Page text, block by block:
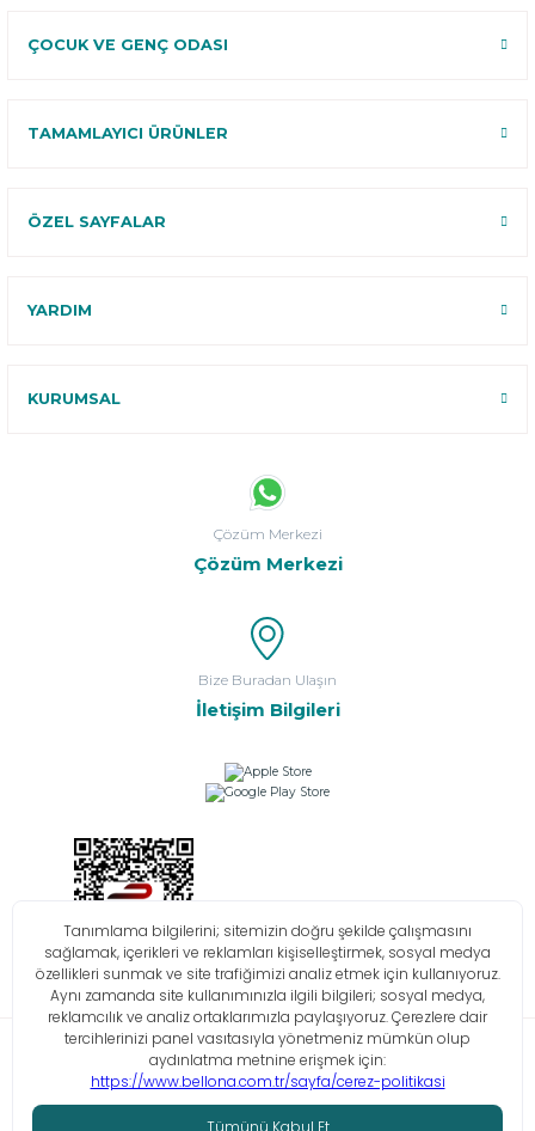
ÇOCUK VE GENÇ ODASI
TAMAMLAYICI ÜRÜNLER
ÖZEL SAYFALAR
YARDIM
KURUMSAL
Çözüm Merkezi
Çözüm Merkezi
Bize Buradan Ulaşın
İletişim Bilgileri
Bilgi Toplumu Hizmetleri KVKK Çerez Politikası İşlem Rehberi